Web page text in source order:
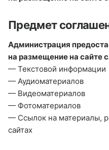
Предмет
Администрация
на размещение на
— Текстовой информации
— Аудиоматериалов
— Видеоматериалов
— Фотоматериалов
— Ссылок на материалы,
сайтах